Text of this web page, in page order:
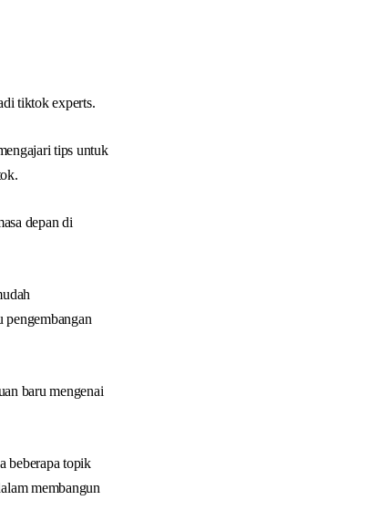
tiktok experts.
tips untuk
depan di
baru mengenai
beberapa topik
membangun